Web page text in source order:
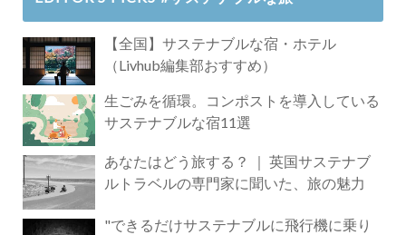
【全国】サステナブルな宿・ホテル
（Livhub編集部おすすめ）
生ごみを循環。コンポストを導入している
サステナブルな宿11選
あなたはどう旅する？ ｜ 英国サステナブ
ルトラベルの専門家に聞いた、旅の魅力
"できるだけサステナブルに飛行機に乗り